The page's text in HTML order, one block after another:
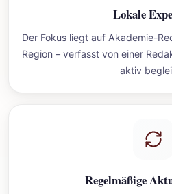
Lokale
Der Fokus liegt auf Akademie-
Region – verfasst von einer
aktiv
Regelmäßige